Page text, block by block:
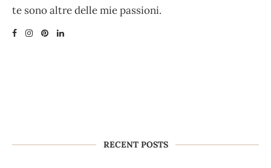
te sono altre delle mie passioni.
RECENT POSTS